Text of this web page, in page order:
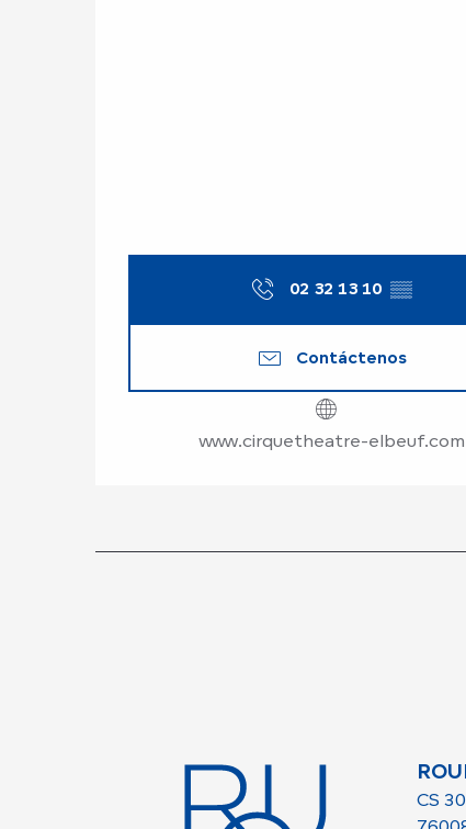
02 32 13 10 ▒▒
Contáctenos
www.cirquetheatre-elbeuf.com
CS